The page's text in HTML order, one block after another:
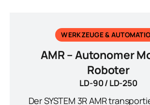
WERKZEUGE &
AMR – Autonomer
Roboter
LD-90 / LD-250
Der SYSTEM 3R AMR